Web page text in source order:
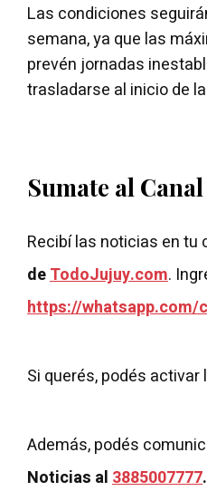
Las condiciones
semana, ya que las
prevén jornadas
trasladarse al inicio de
Sumate al
Recibí las noticias en tu
deTodoJujuy.com.
https://whatsapp.com/
Si querés, podés
Además, podés
Noticias al3885007777.